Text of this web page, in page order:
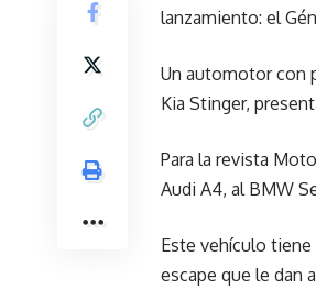
lanzamiento: el
Un automotor con
Kia Stinger,
Para la revista
Audi A4, al BMW
Este vehículo
escape que le dan